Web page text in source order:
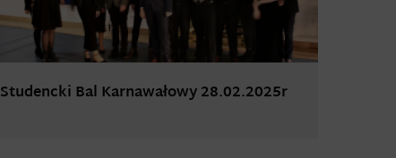
Studencki Bal Karnawałowy 28.02.2025r